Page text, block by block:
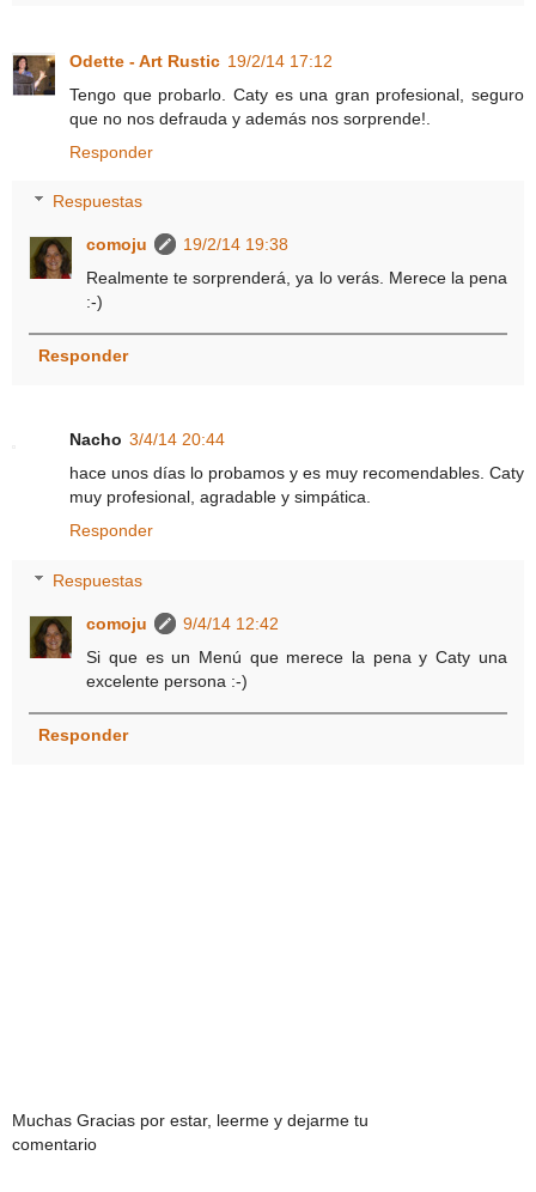
Odette - Art Rustic 19/2/14 17:12
Tengo que probarlo. Caty es una gran profesional, seguro
que no nos defrauda y además nos sorprende!.
Responder
Respuestas
comoju
19/2/14 19:38
Realmente te sorprenderá, ya lo verás. Merece la pena
:-)
Responder
Nacho 3/4/14 20:44
hace unos días lo probamos y es muy recomendables. Caty
muy profesional, agradable y simpática.
Responder
Respuestas
comoju
9/4/14 12:42
Si que es un Menú que merece la pena y Caty una
excelente persona :-)
Responder
Muchas Gracias por estar, leerme y dejarme tu
comentario